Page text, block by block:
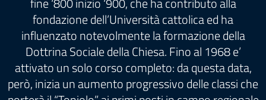
fondazione dell’Università cattolica ed ha
influenzato notevolmente la formazione della
Dottrina Sociale della Chiesa. Fino al 1968 e’
attivato un solo corso completo: da questa data,
però, inizia un aumento progressivo delle classi che